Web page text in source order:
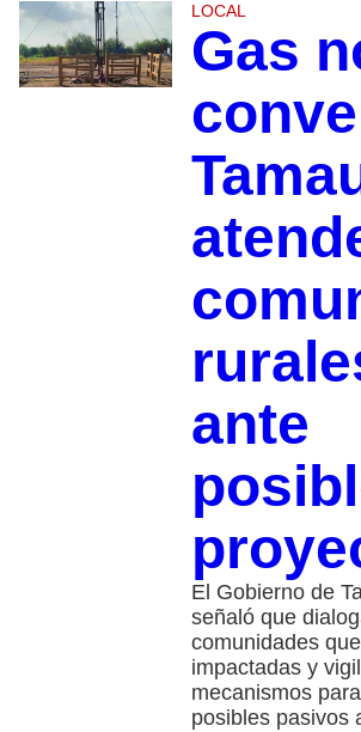
LOCAL
Gas
ante
El Gobierno de
señaló que
comunidades
impactadas y
mecanismos
posibles pasivos